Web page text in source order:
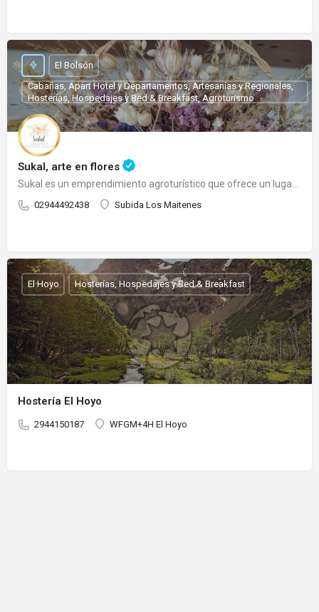
Sukal, arte en flores
02944492438 Subida Los Maitenes
El Bolsón
Cabañas, Apart Hotel y Departamentos, Artesanías y Regionales,
Hosterías, Hospedajes y Bed & Breakfast, Agroturismo
Hostería El Hoyo
2944150187 WFGM+4H El Hoyo
El Hoyo Hosterías, Hospedajes y Bed & Breakfast